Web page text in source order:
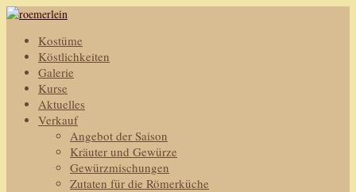
Kostüme
Köstlichkeiten
Galerie
Kurse
Aktuelles
Verkauf
Angebot der Saison
Kräuter und Gewürze
Gewürzmischungen
Zutaten für die Römerküche